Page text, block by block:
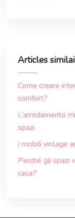
Articles
Come creare
comfort?
L’arredamento
spazi
I mobili vintage
Perché gli spazi
casa?